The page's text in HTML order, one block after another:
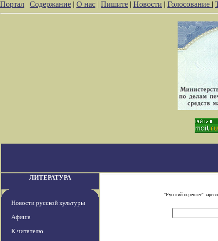
Портал | Содержание | О нас | Пишите | Новости | Голосование |
ЛИТЕРАТУРА
Новости русской культуры
Афиша
К читателю
"Русский переплет"